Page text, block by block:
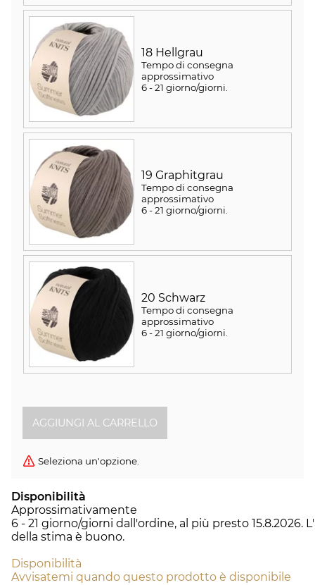
18 Hellgrau
Tempo di consegna
approssimativo
6 - 21 giorno/giorni
19 Graphitgrau
Tempo di consegna
approssimativo
6 - 21 giorno/giorni
20 Schwarz
Tempo di consegna
approssimativo
6 - 21 giorno/giorni
Seleziona un'opzione.
Disponibilità
Approssimativamente
6 - 21 giorno/giorni dall'ordine, al più presto 15.8.2026.
della stima è buono.
Disponibilità
Avvisatemi quando questo prodotto è disponibile